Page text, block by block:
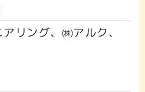
リング、㈱アルク、